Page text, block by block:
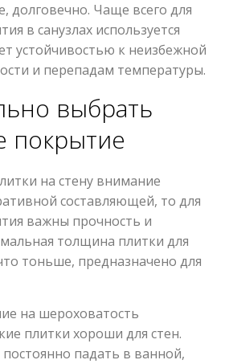
долговечно. Чаще всего для
в санузлах используется
устойчивостью к неизбежной
и перепадам температуры.
выбрать
покрытие
на стену внимание
составляющей, то для
важны прочность и
толщина плитки для
тоньше, предназначено для
на шероховатость
плитки хороши для стен.
падать в ванной,